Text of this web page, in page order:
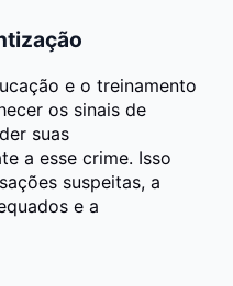
e o treinamento
os sinais de
suas
a esse crime. Isso
suspeitas, a
e a